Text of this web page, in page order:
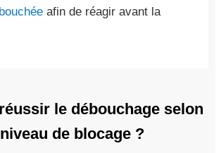
afin de réagir avant la
le débouchage selon
de blocage ?